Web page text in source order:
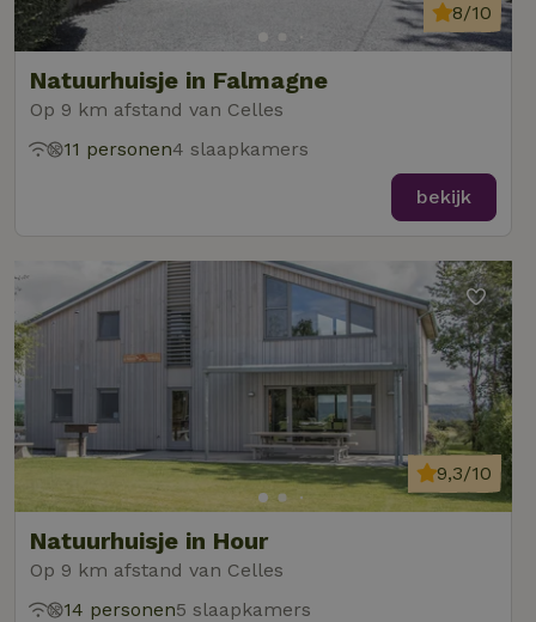
Natuurhuisje in Falmagne
Op 9 km afstand van Celles
8/10
11 personen4 slaapkamers
bekijk
Natuurhuisje in Hour
Op 9 km afstand van Celles
9,3/10
14 personen5 slaapkamers